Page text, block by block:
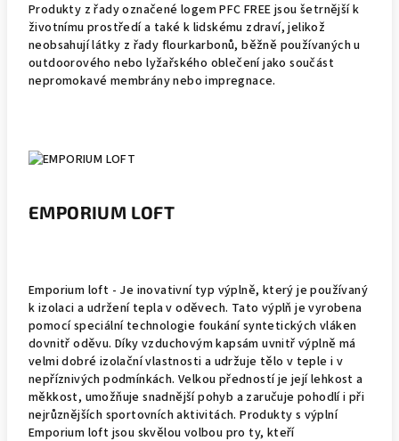
Produkty z řady označené logem PFC FREE jsou šetrnější k
životnímu prostředí a také k lidskému zdraví, jelikož
neobsahují látky z řady flourkarbonů, běžně používaných u
outdoorového nebo lyžařského oblečení jako součást
nepromokavé membrány nebo impregnace.
EMPORIUM LOFT
Emporium loft - Je inovativní typ výplně, který je používaný
k izolaci a udržení tepla v oděvech. Tato výplň je vyrobena
pomocí speciální technologie foukání syntetických vláken
dovnitř oděvu. Díky vzduchovým kapsám uvnitř výplně má
velmi dobré izolační vlastnosti a udržuje tělo v teple i v
nepříznivých podmínkách. Velkou předností je její lehkost a
měkkost, umožňuje snadnější pohyb a zaručuje pohodlí i při
nejrůznějších sportovních aktivitách. Produkty s výplní
Emporium loft jsou skvělou volbou pro ty, kteří